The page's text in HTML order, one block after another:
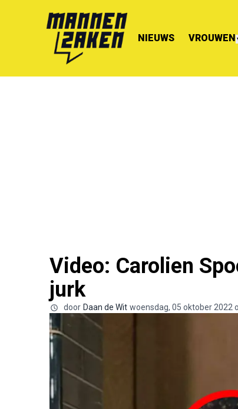
NIEUWS VROUWEN
Video: Carolien
jurk
door Daan de Wit woensdag, 05 oktober 2022